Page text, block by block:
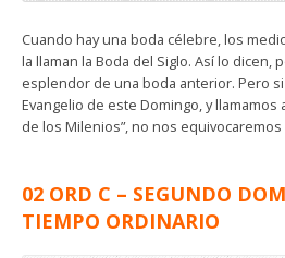
Cuando hay una boda célebre, los
la llaman la Boda del Siglo. Así lo dicen,
esplendor de una boda anterior. Pero
Evangelio de este Domingo, y llamamos
de los Milenios”, no nos
02 ORD C – SEGUNDO
TIEMPO ORDINARIO